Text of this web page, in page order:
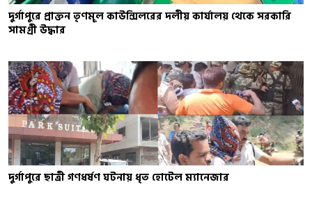
দুর্গাপুরে প্রাক্তন তৃণমূল কাউন্সিলরের দলীয় কার্যালয় থেকে সরকারি
সামগ্রী উদ্ধার
দুর্গাপুরে ছাত্রী গণধর্ষণ ঘটনায় ধৃত হোটেল ম্যানেজার